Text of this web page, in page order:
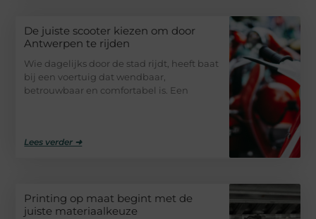
De juiste scooter kiezen om door
Antwerpen te rijden
Wie dagelijks door de stad rijdt, heeft baat
bij een voertuig dat wendbaar,
betrouwbaar en comfortabel is. Een
Lees verder ➜
Printing op maat begint met de
juiste materiaalkeuze